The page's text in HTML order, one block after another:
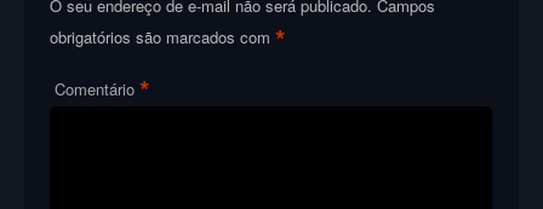
O seu endereço de e-mail não será publicado. Campos
obrigatórios são marcados com*
Comentário *